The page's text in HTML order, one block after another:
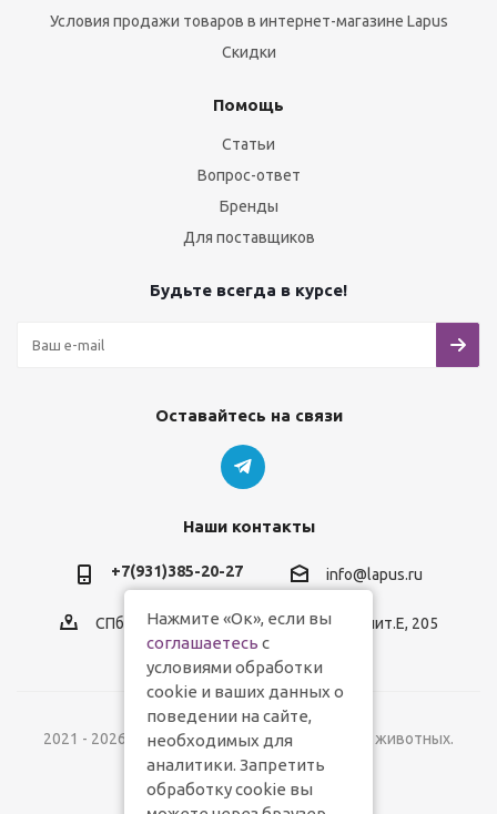
Условия продажи товаров в интернет-магазине Lapus
Скидки
Помощь
Статьи
Вопрос-ответ
Бренды
Для поставщиков
Будьте всегда в курсе!
Оставайтесь на связи
Наши контакты
+7(931)385-20-27 info@lapus.ru
СПб, пр.Обуховской Обороны, д.116, лит.Е, 205
2021 - 2026 © Lapus.ru - магазин товаров для животных.
Нажмите «Ок», если вы
соглашаетесь с
условиями обработки
cookie и ваших данных о
поведении на сайте,
необходимых для
аналитики. Запретить
обработку cookie вы